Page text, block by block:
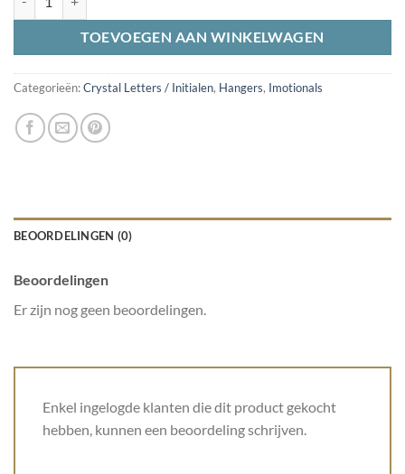
TOEVOEGEN AAN WINKELWAGEN
Categorieën:Crystal Letters / Initialen, Hangers, Imotionals
BEOORDELINGEN (0)
Beoordelingen
Er zijn nog geen beoordelingen.
Enkel ingelogde klanten die dit product gekocht
hebben, kunnen een beoordeling schrijven.